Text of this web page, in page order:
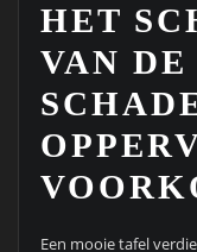
HET
VAN
Een mooie tafel